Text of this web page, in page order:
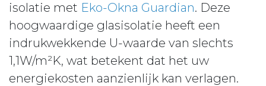
isolatie met Eko-Okna Guardian. Deze
hoogwaardige glasisolatie heeft een
indrukwekkende U-waarde van slechts
1,1W/m²K, wat betekent dat het uw
energiekosten aanzienlijk kan verlagen.